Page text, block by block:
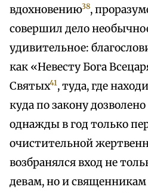
вдохновению38,
совершил дело
удивительное:
как «Невесту Бога
Святых41, туда, где
куда по закону
однажды в год только
очистительной
возбранялся вход не
девам, но и священникам